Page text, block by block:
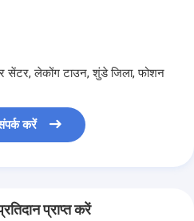
सेंटर, लेकोंग टाउन, शुंडे जिला, फोशन
करें
प्राप्त करें